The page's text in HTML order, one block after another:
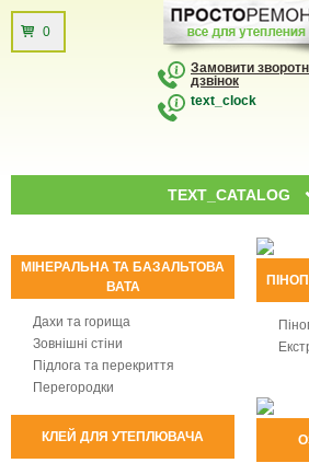
Замовити
дзвінок
text_clock
0
TEXT_CATALOG
МІНЕРАЛЬНА ТА БАЗАЛЬТОВА
ВАТА
Дахи та горища
Зовнішні стіни
Підлога та перекриття
Перегородки
КЛЕЙ ДЛЯ УТЕПЛЮВАЧА